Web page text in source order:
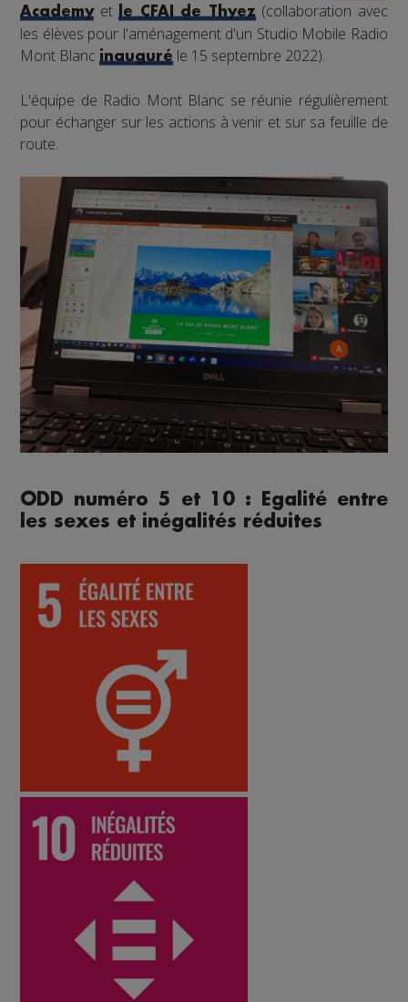
Academyetle CFAI de Thyez(collaboration avec
les élèves pour l'aménagement d'un Studio Mobile Radio
Mont Blancinauguré le 15 septembre 2022).
L'équipe de Radio Mont Blanc se réunie régulièrement
pour échanger sur les actions à venir et sur sa feuille de
route.
ODD numéro 5 et 10 : Egalité entre
les sexes et inégalités réduites